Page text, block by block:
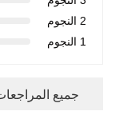
2 النجوم
1 النجوم
جميع